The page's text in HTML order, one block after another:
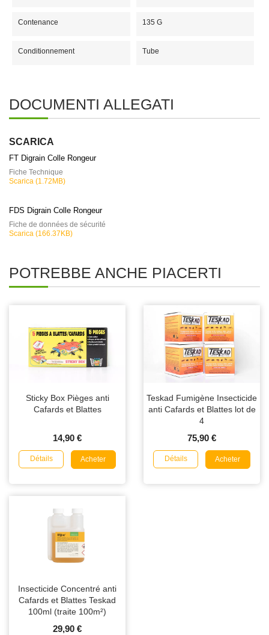
Contenance 135 G
Conditionnement Tube
DOCUMENTI ALLEGATI
SCARICA
FT Digrain Colle Rongeur
Fiche Technique
Scarica (1.72MB)
FDS Digrain Colle Rongeur
Fiche de données de sécurité
Scarica (166.37KB)
POTREBBE ANCHE PIACERTI
Sticky Box Pièges anti
Cafards et Blattes
14,90 €
Détails Acheter
Teskad Fumigène Insecticide
anti Cafards et Blattes lot de
4
75,90 €
Détails Acheter
Insecticide Concentré anti
Cafards et Blattes Teskad
100ml (traite 100m²)
29,90 €